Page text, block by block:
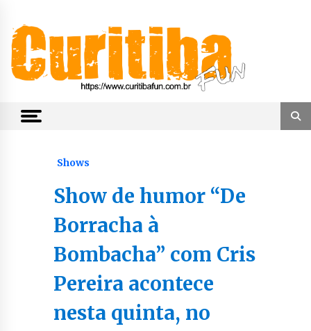
content
CuritibaFun
Shows
Show de humor “De
Borracha à
Bombacha” com Cris
Pereira acontece
nesta quinta, no